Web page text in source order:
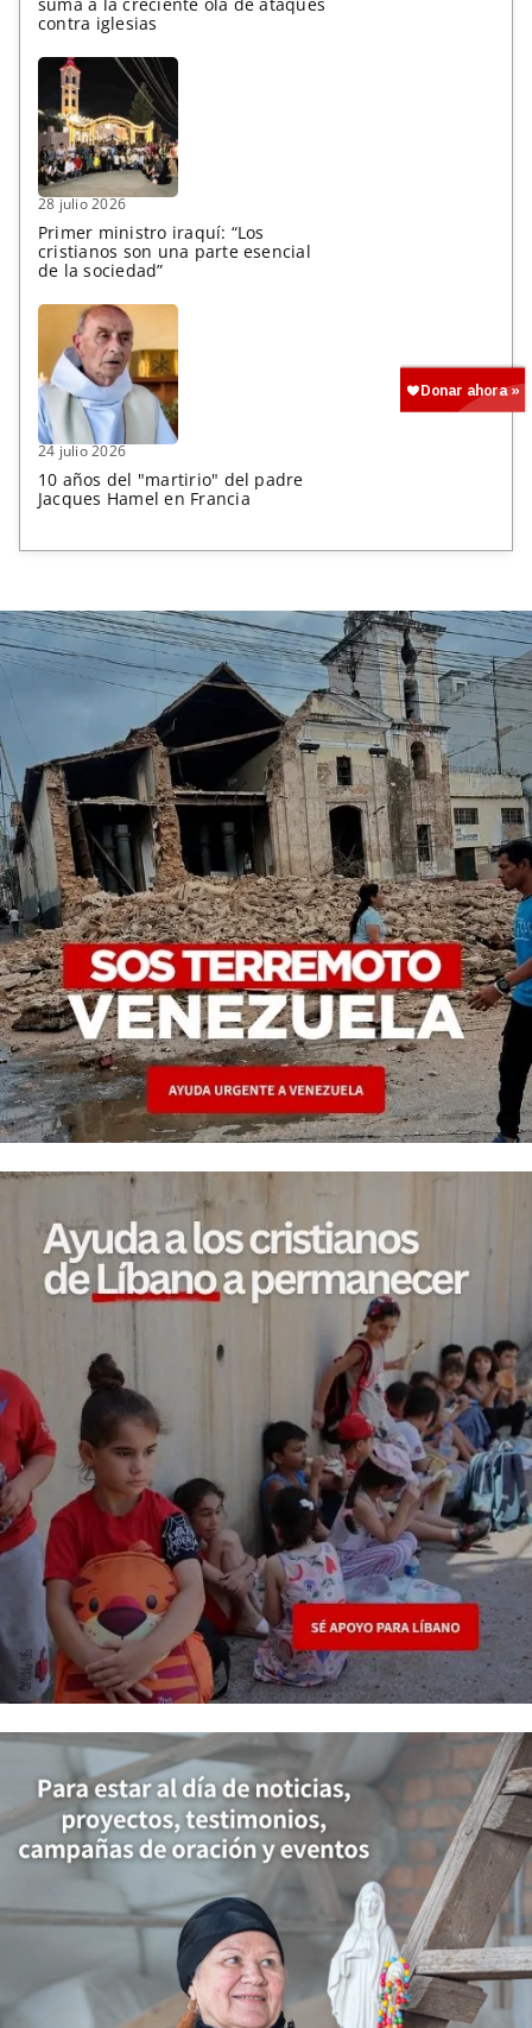
contra iglesias
28 julio 2026
Primer ministro iraquí: “Los
cristianos son una parte esencial
de la sociedad”
24 julio 2026
10 años del "martirio" del padre
Jacques Hamel en Francia